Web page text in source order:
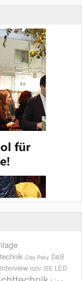
Clay Paky D&B
Interview ISDV ISE LED